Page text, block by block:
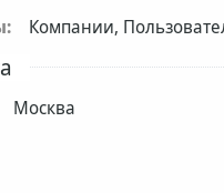
Компании,
Москва